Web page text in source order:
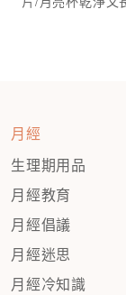
月經
生理期用品
月經教育
月經倡議
月經迷思
月經冷知識